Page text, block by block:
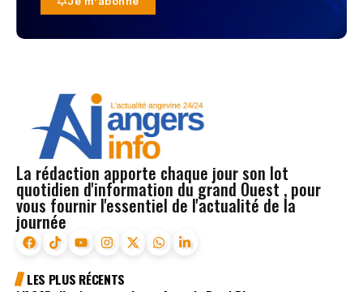
La rédaction apporte chaque jour son lot
quotidien d'information du grand Ouest , pour
vous fournir l'essentiel de l'actualité de la
journée
LES PLUS RÉCENTS